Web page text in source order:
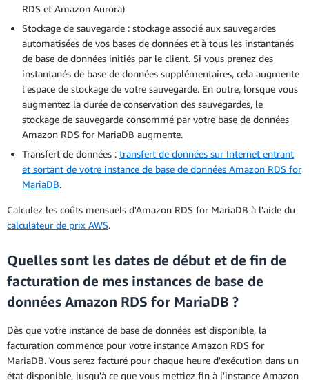
RDS et Amazon Aurora)
Stockage de sauvegarde : stockage associé aux sauvegardes
automatisées de vos bases de données et à tous les instantanés
de base de données initiés par le client. Si vous prenez des
instantanés de base de données supplémentaires, cela augmente
l'espace de stockage de votre sauvegarde. En outre, lorsque vous
augmentez la durée de conservation des sauvegardes, le
stockage de sauvegarde consommé par votre base de données
Amazon RDS for MariaDB augmente.
Transfert de données : transfert de données sur Internet entrant
et sortant de votre instance de base de données Amazon RDS for
MariaDB.
Calculez les coûts mensuels d'Amazon RDS for MariaDB à l'aide du
calculateur de prix AWS.
Quelles sont les dates de début et de fin de
facturation de mes instances de base de
données Amazon RDS for MariaDB ?
Dès que votre instance de base de données est disponible, la
facturation commence pour votre instance Amazon RDS for
MariaDB. Vous serez facturé pour chaque heure d'exécution dans un
état disponible, jusqu'à ce que vous mettiez fin à l'instance Amazon